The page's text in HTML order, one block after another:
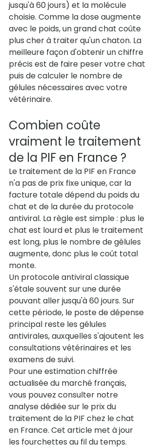
jusqu'à 60 jours) et la molécule
choisie. Comme la dose augmente
avec le poids, un grand chat coûte
plus cher à traiter qu'un chaton. La
meilleure façon d'obtenir un chiffre
précis est de faire peser votre chat
puis de calculer le nombre de
gélules nécessaires avec votre
vétérinaire.
Combien coûte
vraiment le traitement
de la PIF en France ?
Le traitement de la PIF en France
n'a pas de prix fixe unique, car la
facture totale dépend du poids du
chat et de la durée du protocole
antiviral. La règle est simple : plus le
chat est lourd et plus le traitement
est long, plus le nombre de gélules
augmente, donc plus le coût total
monte.
Un protocole antiviral classique
s'étale souvent sur une durée
pouvant aller jusqu'à 60 jours. Sur
cette période, le poste de dépense
principal reste les gélules
antivirales, auxquelles s'ajoutent les
consultations vétérinaires et les
examens de suivi.
Pour une estimation chiffrée
actualisée du marché français,
vous pouvez consulter notre
analyse dédiée sur le prix du
traitement de la PIF chez le chat
en France. Cet article met à jour
les fourchettes au fil du temps.